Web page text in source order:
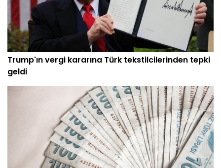
Trump'ın vergi kararına Türk tekstilcilerinden tepki
geldi